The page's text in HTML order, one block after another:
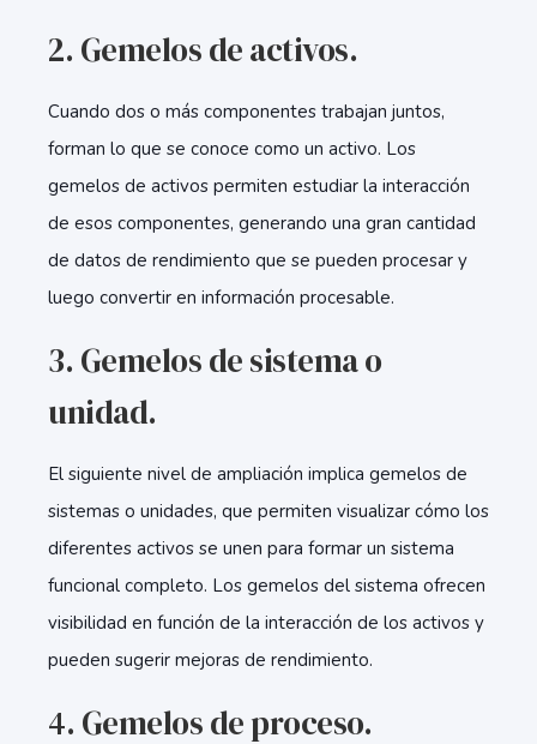
2. Gemelos de activos.
Cuando dos o más componentes trabajan juntos,
forman lo que se conoce como un activo. Los
gemelos de activos permiten estudiar la interacción
de esos componentes, generando una gran cantidad
de datos de rendimiento que se pueden procesar y
luego convertir en información procesable.
3. Gemelos de sistema o
unidad.
El siguiente nivel de ampliación implica gemelos de
sistemas o unidades, que permiten visualizar cómo los
diferentes activos se unen para formar un sistema
funcional completo. Los gemelos del sistema ofrecen
visibilidad en función de la interacción de los activos y
pueden sugerir mejoras de rendimiento.
4. Gemelos de proceso.